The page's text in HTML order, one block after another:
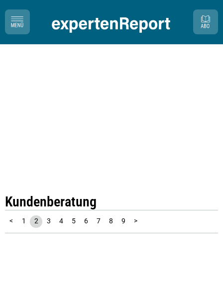
Kundenberatung
< 1 2 3 4 5 6 7 8 9 >